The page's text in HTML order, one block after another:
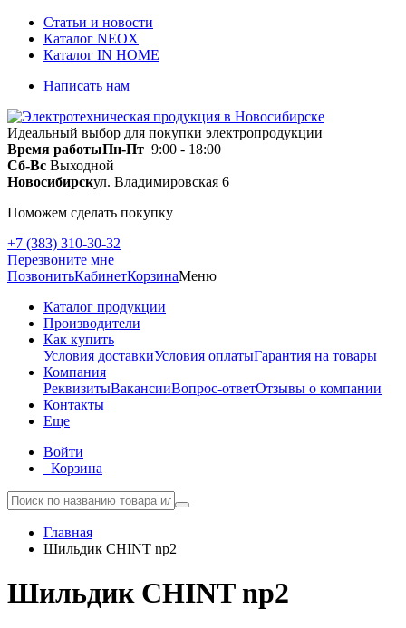
Статьи и новости
Каталог NEOX
Каталог IN HOME
Написать нам
Идеальный выбор для покупки электропродукции
Время работыПн-Пт 9:00 - 18:00
Сб-Вс Выходной
Новосибирскул. Владимировская 6
Поможем сделать покупку
+7 (383) 310-30-32
Перезвоните мне
ПозвонитьКабинетКорзинаМеню
Каталог продукции
Производители
Как купить
Условия доставкиУсловия оплатыГарантия на товары
Компания
РеквизитыВакансииВопрос-ответОтзывы о компании
Контакты
Еще
Войти
Корзина
Главная
Шильдик CHINT np2
Шильдик CHINT np2